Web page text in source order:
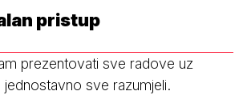
pristup
prezentovati sve radove uz
sve razumjeli.